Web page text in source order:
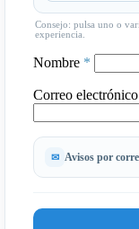
Consejo: pulsa uno o
experiencia.
Nombre *
Correo electrónico
Avisos por